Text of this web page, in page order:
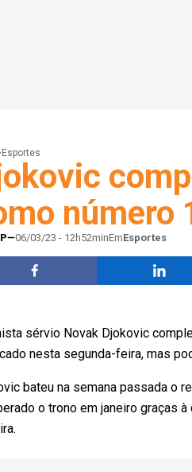
Esportes
número
06/03/23 - 12h52minEmEsportes
sérvio Novak Djokovic
nesta segunda-feira, mas
bateu na semana passada o
o trono em janeiro graças